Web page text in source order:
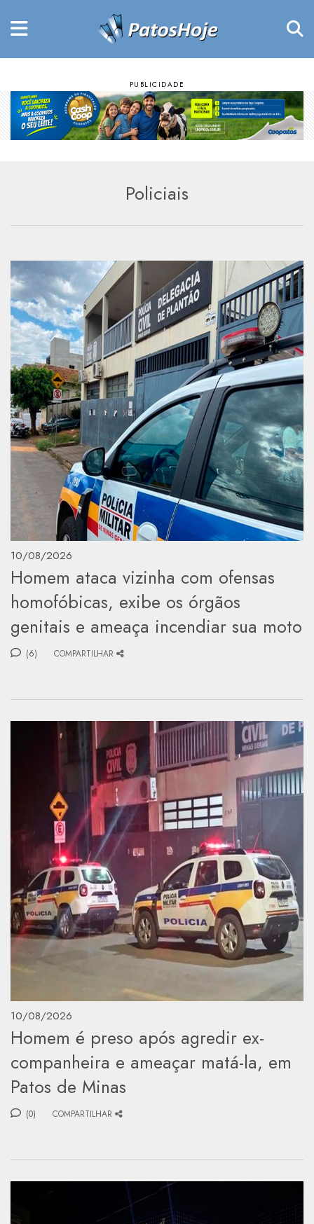
Policiais
10/08/2026
Homem ataca vizinha com ofensas
homofóbicas, exibe os órgãos
genitais e ameaça incendiar sua moto
(6) COMPARTILHAR
10/08/2026
Homem é preso após agredir ex-
companheira e ameaçar matá-la, em
Patos de Minas
(0) COMPARTILHAR